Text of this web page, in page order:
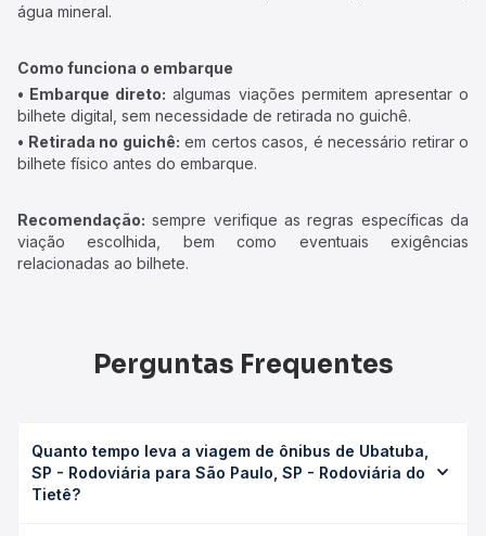
água mineral.
Como funciona o embarque
• Embarque direto: algumas viações permitem apresentar o
bilhete digital, sem necessidade de retirada no guichê.
• Retirada no guichê: em certos casos, é necessário retirar o
bilhete físico antes do embarque.
Recomendação: sempre verifique as regras específicas da
viação escolhida, bem como eventuais exigências
relacionadas ao bilhete.
Perguntas Frequentes
Quanto tempo leva a viagem de ônibus de Ubatuba,
SP - Rodoviária para São Paulo, SP - Rodoviária do
Tietê?